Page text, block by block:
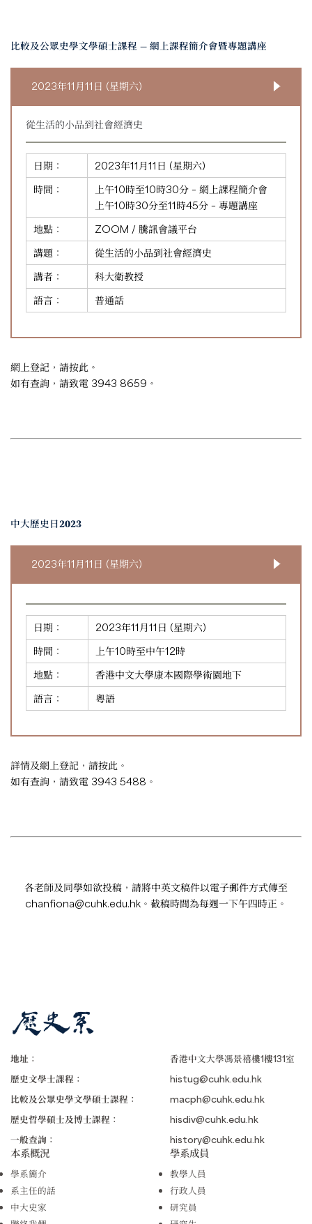
比較及公眾史學文學碩士課程 — 網上課程簡介會暨專題講座
2023年11月11日 (星期六)
從生活的小品到社會經濟史
日期：
2023年11月11日 (星期六)
時間：
上午10時至10時30分 – 網上課程簡介會
上午10時30分至11時45分 – 專題講座
地點：
ZOOM / 騰訊會議平台
講題：
從生活的小品到社會經濟史
講者：
科大衛教授
語言：
普通話
網上登記，請按此 。
如有查詢，請致電 3943 8659。
中大歷史日2023
2023年11月11日 (星期六)
日期：
2023年11月11日 (星期六)
時間：
上午10時至中午12時
地點：
香港中文大學康本國際學術園地下
語言：
粵語
詳情及網上登記，請按此 。
如有查詢，請致電 3943 5488。
各老師及同學如欲投稿，請將中英文稿件以電子郵件方式傳至
chanfiona@cuhk.edu.hk 。截稿時間為每週一下午四時正。
地址：
香港中文大學馮景禧樓1樓131室
歷史文學士課程：
histug@cuhk.edu.hk
比較及公眾史學文學碩士課程：
macph@cuhk.edu.hk
歷史哲學碩士及博士課程：
hisdiv@cuhk.edu.hk
一般查詢：
history@cuhk.edu.hk
本系概況
學系簡介
系主任的話
中大史家
學系成員
教學人員
行政人員
研究員